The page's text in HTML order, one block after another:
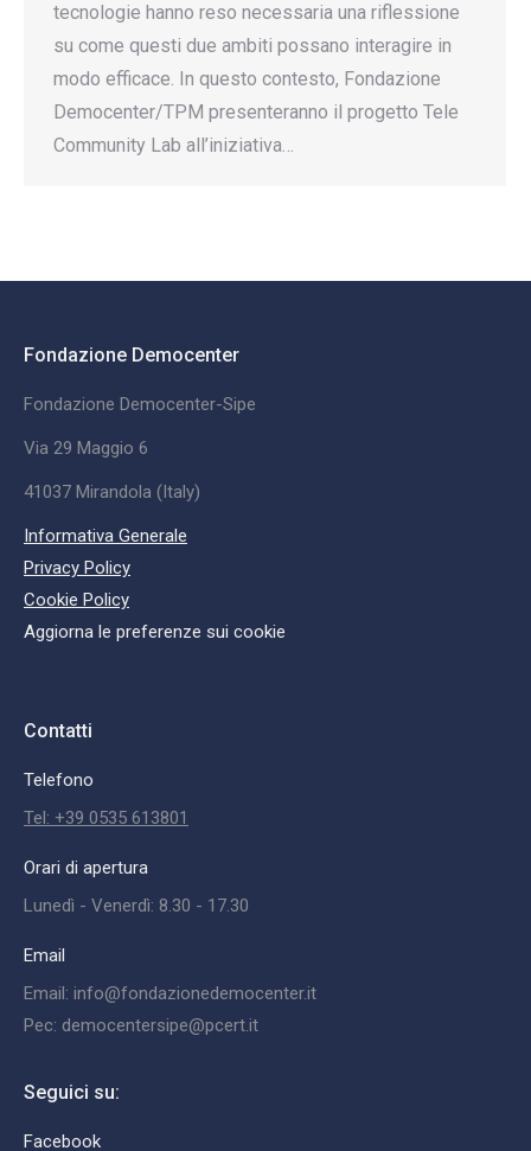
tecnologie hanno reso necessaria una riflessione
su come questi due ambiti possano interagire in
modo efficace. In questo contesto, Fondazione
Democenter/TPM presenteranno il progetto Tele
Community Lab all’iniziativa…
Fondazione Democenter
Fondazione Democenter-Sipe
Via 29 Maggio 6
41037 Mirandola (Italy)
Informativa Generale
Privacy Policy
Cookie Policy
Aggiorna le preferenze sui cookie
Contatti
Telefono
Tel: +39 0535 613801
Orari di apertura
Lunedì - Venerdì: 8.30 - 17.30
Email
Email: info@fondazionedemocenter.it
Pec: democentersipe@pcert.it
Seguici su:
Facebook